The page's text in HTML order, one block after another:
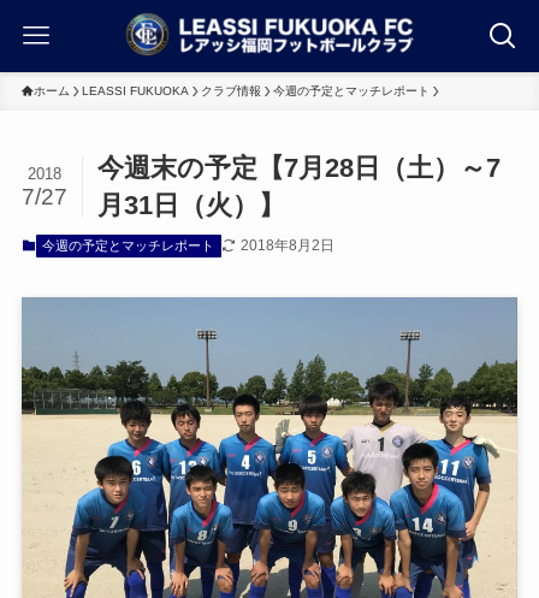
ホーム LEASSI FUKUOKA クラブ情報 今週の予定とマッチレポート
今週末の予定【7月28日（土）～7
月31日（火）】
2018
7/27
今週の予定とマッチレポート 2018年8月2日